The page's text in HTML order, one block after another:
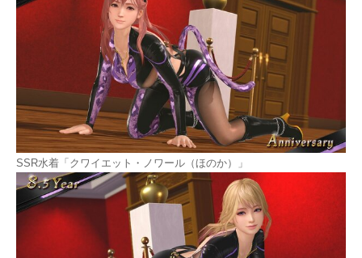
SSR水着「クワイエット・ノワール（ほのか）」